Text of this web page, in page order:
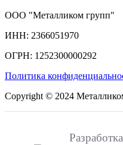
ООО "Металликом групп"
ИНН: 2366051970
ОГРН: 1252300000292
Политика
Copyright © 2024